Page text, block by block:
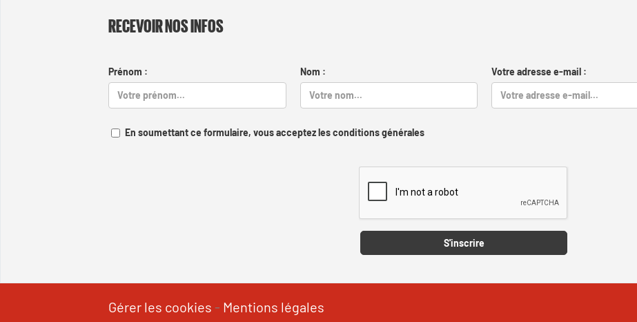
RECEVOIR NOS INFOS
Prénom : Nom : Votre adresse e-mail :
En soumettant ce formulaire, vous acceptez les conditions générales
S'inscrire
Gérer les cookies - Mentions légales